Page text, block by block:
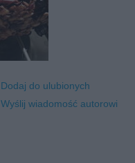
Dodaj do ulubionych
Wyślij wiadomość autorowi